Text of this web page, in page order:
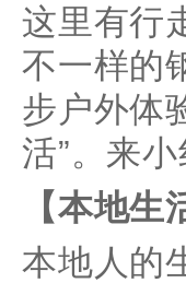
这里有行
不一样的
步户外体
活”。来
【本地生
本地人的